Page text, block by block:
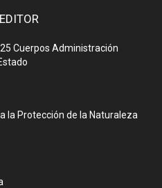
Cuerpos Administración
la Protección de la Naturaleza